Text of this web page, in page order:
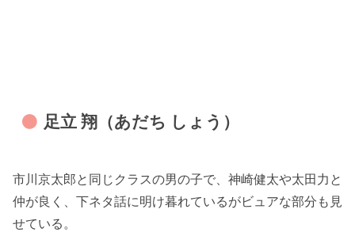
足立 翔（あだち しょう）
市川京太郎と同じクラスの男の子で、神崎健太や太田力と
仲が良く、下ネタ話に明け暮れているがビュアな部分も見
せている。